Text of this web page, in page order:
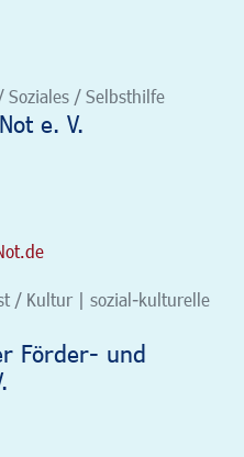
Soziales / Selbsthilfe
e. V.
/ Kultur | sozial-kulturelle
Förder- und